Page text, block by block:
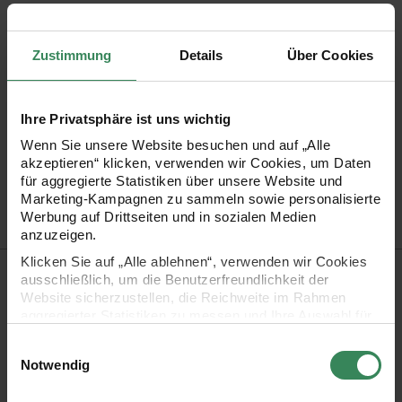
Zustimmung Details Über Cookies
Ihre Privatsphäre ist uns wichtig
Wenn Sie unsere Website besuchen und auf „Alle
akzeptieren“ klicken, verwenden wir Cookies, um Daten
für aggregierte Statistiken über unsere Website und
Marketing-Kampagnen zu sammeln sowie personalisierte
Werbung auf Drittseiten und in sozialen Medien
anzuzeigen.
Klicken Sie auf „Alle ablehnen“, verwenden wir Cookies
ausschließlich, um die Benutzerfreundlichkeit der
Website sicherzustellen, die Reichweite im Rahmen
Ihre Einwilligung ist freiwillig und kann jederzeit über den
Link „Cookie-Einstellungen“ im Fußbereich der Seite
Notwendig
Versand­kosten­frei
ab 34,99 €
Kauf auf Rechnung
Kosten­lose Filial­
rückgabe
Produktinformation
Artikel-Nr.3065971